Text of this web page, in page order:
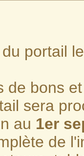
portail
de bons
sera
au 1er
de